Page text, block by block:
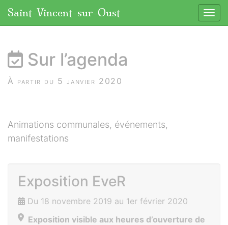
Saint-Vincent-sur-Oust
Sur l’agenda
À partir du 5 janvier 2020
Animations communales, événements,
manifestations
Exposition EveR
Du 18 novembre 2019 au 1er février 2020
Exposition visible aux heures d’ouverture de
Panneau de gestion des cookies